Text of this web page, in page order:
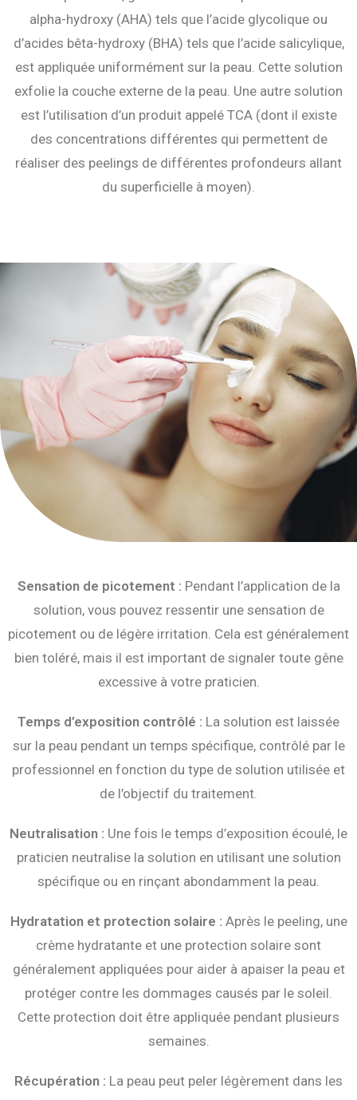
alpha-hydroxy (AHA) tels que l’acide glycolique ou
d’acides bêta-hydroxy (BHA) tels que l’acide salicylique,
est appliquée uniformément sur la peau. Cette solution
exfolie la couche externe de la peau. Une autre solution
est l’utilisation d’un produit appelé TCA (dont il existe
des concentrations différentes qui permettent de
réaliser des peelings de différentes profondeurs allant
du superficielle à moyen).
Sensation de picotement : Pendant l’application de la
solution, vous pouvez ressentir une sensation de
picotement ou de légère irritation. Cela est généralement
bien toléré, mais il est important de signaler toute gêne
excessive à votre praticien.
Temps d’exposition contrôlé : La solution est laissée
sur la peau pendant un temps spécifique, contrôlé par le
professionnel en fonction du type de solution utilisée et
de l’objectif du traitement.
Neutralisation : Une fois le temps d’exposition écoulé, le
praticien neutralise la solution en utilisant une solution
spécifique ou en rinçant abondamment la peau.
Hydratation et protection solaire : Après le peeling, une
crème hydratante et une protection solaire sont
généralement appliquées pour aider à apaiser la peau et
protéger contre les dommages causés par le soleil.
Cette protection doit être appliquée pendant plusieurs
semaines.
Récupération : La peau peut peler légèrement dans les